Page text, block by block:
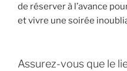
de réserver à l’avance
et vivre une soirée
Assurez-vous que le